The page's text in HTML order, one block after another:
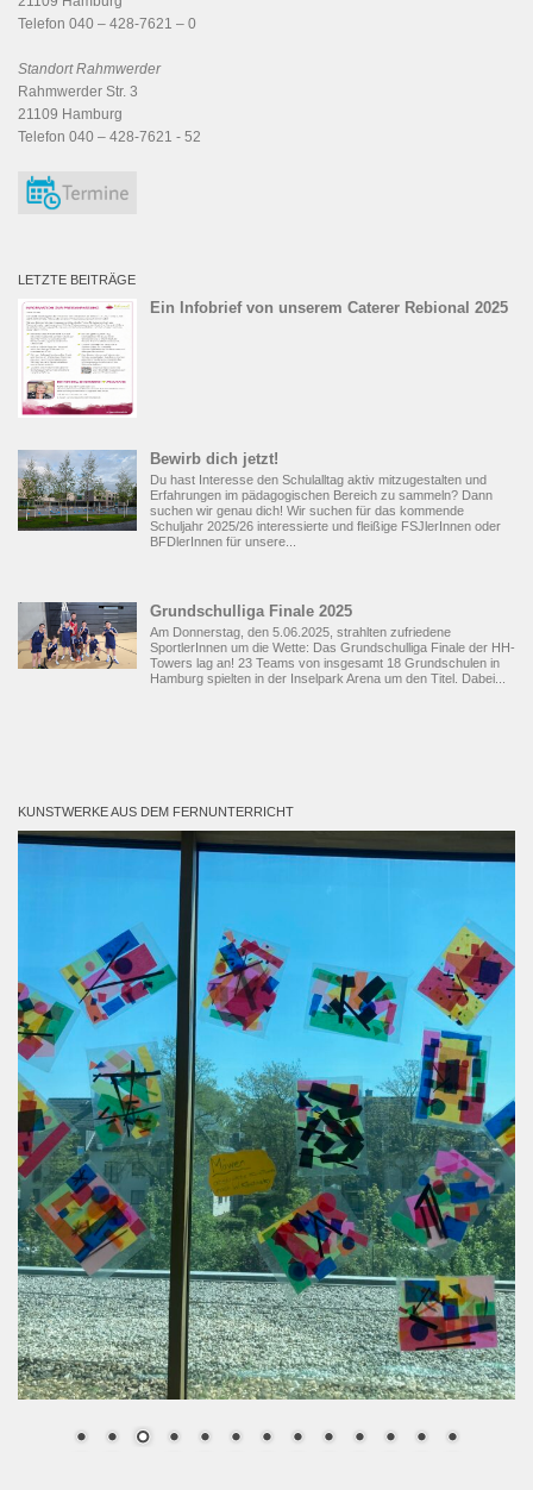
Telefon 040 – 428-7621 – 0
Standort Rahmwerder
Rahmwerder Str. 3
21109 Hamburg
Telefon 040 – 428-7621 - 52
LETZTE BEITRÄGE
Ein Infobrief von unserem Caterer Rebional 2025
Bewirb dich jetzt!
Du hast Interesse den Schulalltag aktiv mitzugestalten und
Erfahrungen im pädagogischen Bereich zu sammeln? Dann
suchen wir genau dich! Wir suchen für das kommende
Schuljahr 2025/26 interessierte und fleißige FSJlerInnen oder
BFDlerInnen für unsere...
Grundschulliga Finale 2025
Am Donnerstag, den 5.06.2025, strahlten zufriedene
SportlerInnen um die Wette: Das Grundschulliga Finale der HH-
Towers lag an! 23 Teams von insgesamt 18 Grundschulen in
Hamburg spielten in der Inselpark Arena um den Titel. Dabei...
KUNSTWERKE AUS DEM FERNUNTERRICHT